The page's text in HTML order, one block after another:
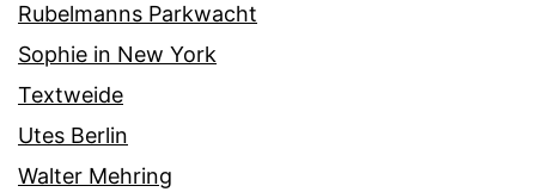
Rubelmanns Parkwacht
Sophie in New York
Textweide
Utes Berlin
Walter Mehring